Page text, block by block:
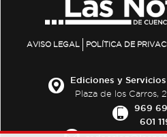
AVISO LEGAL POLÍTICA DE
Ediciones y Servicios
Plaza de los Carros,
969
601